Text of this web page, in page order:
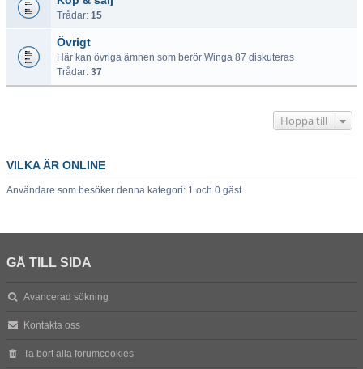
Trådar: 15
Övrigt
Här kan övriga ämnen som berör Winga 87 diskuteras
Trådar: 37
Hoppa till
VILKA ÄR ONLINE
Användare som besöker denna kategori: 1 och 0 gäst
GÅ TILL SIDA
Avancerad sökning
Kontakta oss
Ta bort alla forumcookies